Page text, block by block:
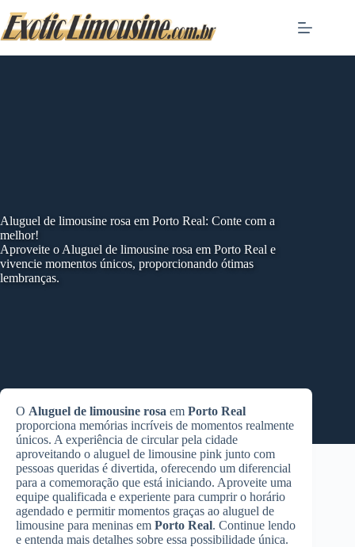
to
content
Aluguel de limousine rosa em Porto Real: Conte com a
melhor!
Aproveite o Aluguel de limousine rosa em Porto Real e
vivencie momentos únicos, proporcionando ótimas
lembranças.
O Aluguel de limousine rosa em Porto Real
proporciona memórias incríveis de momentos realmente
únicos. A experiência de circular pela cidade
aproveitando o aluguel de limousine pink junto com
pessoas queridas é divertida, oferecendo um diferencial
para a comemoração que está iniciando. Aproveite uma
equipe qualificada e experiente para cumprir o horário
agendado e permitir momentos graças ao aluguel de
limousine para meninas em Porto Real. Continue lendo
e entenda mais detalhes sobre essa possibilidade única.